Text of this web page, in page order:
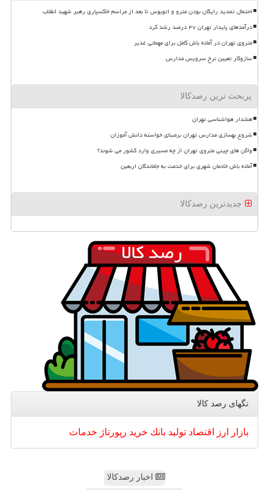
احتمال تمدید رایگان بودن مترو و اتوبوس تا بعد از مراسم خاکسپاری رهبر شهید انقلاب
درآمدهای پایدار تهران ۴۷ درصد رشد کرد
متروی تهران در آماده باش کامل برای مهمانی غدیر
سازوکار تعیین نرخ سرویس مدارس
پربحث ترین رصدکالا
هشدار هواشناسی تهران
شروع بهسازی مدارس تهران برمبنای خواسته دانش آموزان
واگن های چینی متروی تهران از چه مسیری وارد کشور می شوند؟
آماده باش خادمان شهری برای خدمت به جاماندگان اربعین
جدیدترین رصدکالا
تگهای رصد كالا
بازار ارز اقتصاد تولید بانك خرید رپورتاژ خدمات
اخبار رصدکالا